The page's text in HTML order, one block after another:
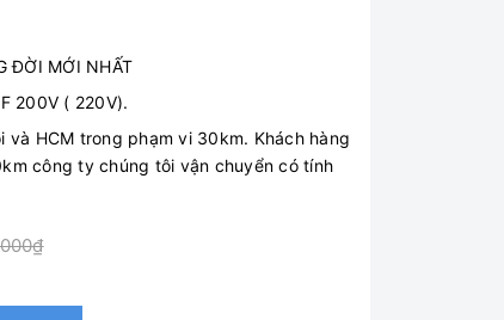
ĐỜI MỚI NHẤT
200V ( 220V).
và HCM trong phạm vi 30km. Khách hàng
công ty chúng tôi vận chuyển có tính